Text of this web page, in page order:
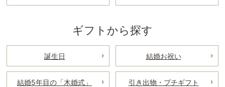
ギフトから探す
誕生日 結婚お祝い
結婚5年目の「木婚式」 引き出物・プチギフト